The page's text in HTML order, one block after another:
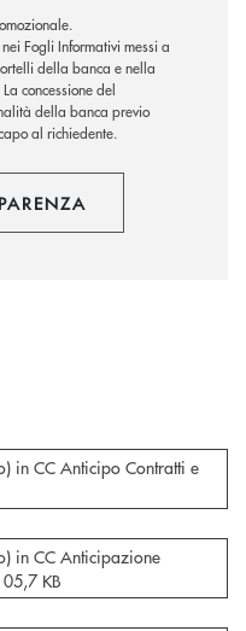
Fogli Informativi messi a
della banca e nella
La concessione del
della banca previo
al richiedente.
in CC Anticipo Contratti e
in CC Anticipazione
KB